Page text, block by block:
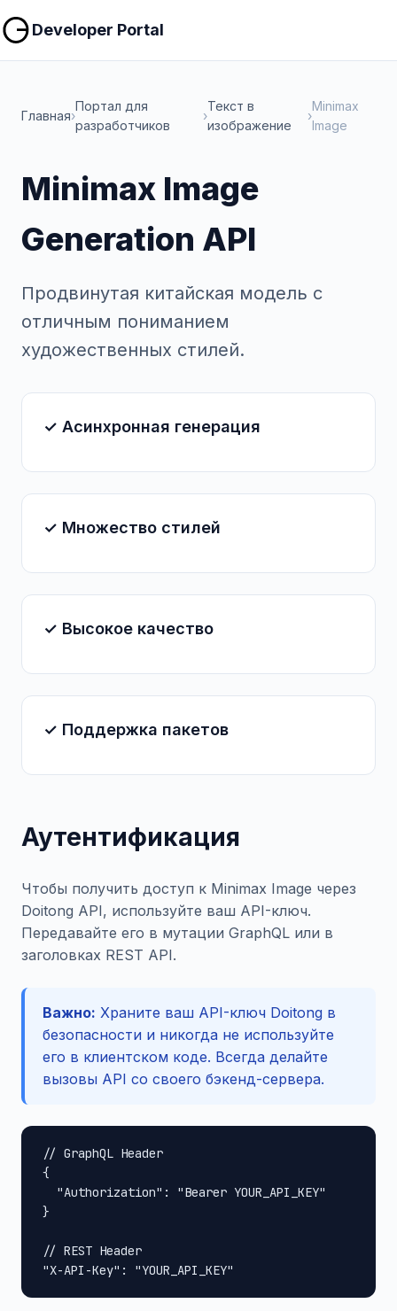
Developer Portal
Главная›
Портал для
разработчиков
›
Текст в
изображение
›
Minimax
Image
Minimax Image
Generation API
Продвинутая китайская модель с
отличным пониманием
художественных стилей.
✓ Асинхронная генерация
✓ Множество стилей
✓ Высокое качество
✓ Поддержка пакетов
Аутентификация
Чтобы получить доступ к Minimax Image через
Doitong API, используйте ваш API-ключ.
Передавайте его в мутации GraphQL или в
заголовках REST API.
Важно: Храните ваш API-ключ Doitong в
безопасности и никогда не используйте
его в клиентском коде. Всегда делайте
вызовы API со своего бэкенд-сервера.
// GraphQL Header
{
  "Authorization": "Bearer YOUR_API_KEY"
}
// REST Header
"X-API-Key": "YOUR_API_KEY"